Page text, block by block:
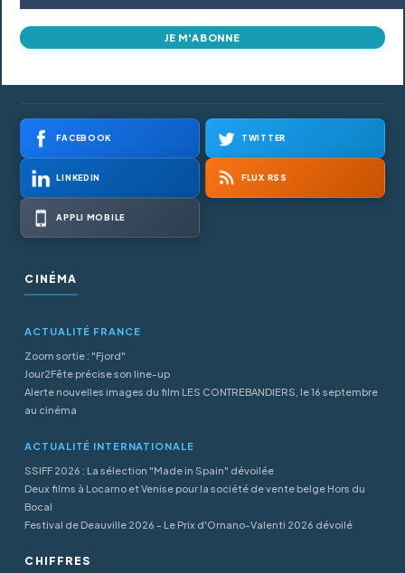
JE M'ABONNE
FACEBOOK TWITTER
LINKEDIN FLUX RSS
APPLI MOBILE
CINÉMA
ACTUALITÉ FRANCE
Zoom sortie : "Fjord"
Jour2Fête précise son line-up
Alerte nouvelles images du film LES CONTREBANDIERS, le 16 septembre
au cinéma
ACTUALITÉ INTERNATIONALE
SSIFF 2026 : La sélection "Made in Spain" dévoilée
Deux films à Locarno et Venise pour la société de vente belge Hors du
Bocal
Festival de Deauville 2026 - Le Prix d'Ornano-Valenti 2026 dévoilé
CHIFFRES